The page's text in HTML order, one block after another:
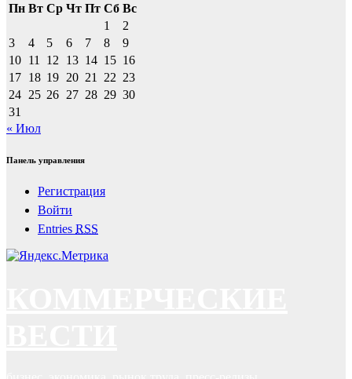
Пн Вт Ср Чт Пт Сб Вс
1
2
3
4 5 6 7 8
9
10 11 12 13 14 15 16
17 18 19 20 21 22 23
24 25 26 27 28 29 30
31
« Июл
Панель управления
Регистрация
Войти
Entries RSS